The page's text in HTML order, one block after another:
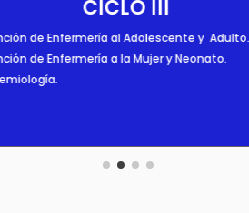
CICLO III
de Enfermería al Adolescente y Adulto.
de Enfermería a la Mujer y Neonato.